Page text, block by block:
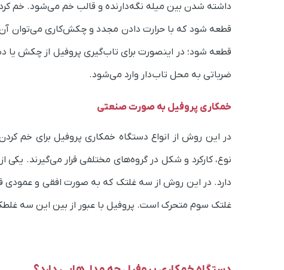
داشته شدن بین میله نگه‌دارنده و قالب خم می‌شود. خم
قطعه شود که با حرارت دادن مجدد و چکش‌کاری می‌توان
قطعه شود؛ در اینصورت برای تاب‌گیری پروفیل از چکش
ضرباتی به محل تاب‌دار وارد می‌شود.
خمکاری پروفیل به صورت صنعتی
در این روش از انواع دستگاه خمکاری پروفیل ‌برای خم
نوع، کارکرد و شکل در گروه‌های مختلفی قرار می‌گیرند. یکی
دارد. در این روش از سه غلتک که به صورت افقی و عمودی
غلتک سوم متحرک است. پروفیل با عبور از بین این سه